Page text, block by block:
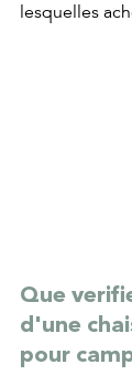
lesquelles
Que
d'une
pour